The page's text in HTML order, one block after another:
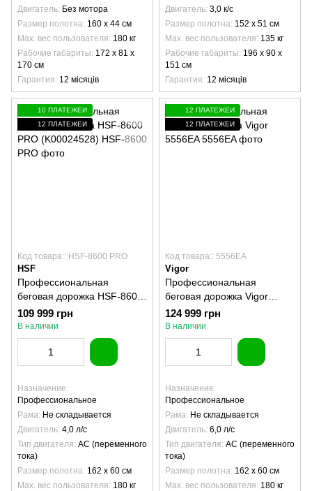
Двигатель Без мотора
Размер полотна 160 х 44 см
Max. вес пользователя 180 кг
Рабочие габариты 172 х 81 х
170 см
Гарантия 12 місяців
Двигатель 3,0 к/с
Размер полотна 152 х 51 см
Max. вес пользователя 135 кг
Рабочие габариты 196 х 90 х
151 см
Гарантия 12 місяців
10 ПЛАТЕЖЕЙ
12 ПЛАТЕЖЕЙ
Код товара:: HSF-8600 PRO
HSF
Профессиональная
беговая дорожка HSF-8600
PRO (K00024528)
109 999 грн
В наличии
Назначение
Профессиональное
Рама Не складывается
Двигатель 4,0 л/с
Тип двигателя AC (переменного
тока)
Размер полотна 162 х 60 см
Max. вес пользователя 180 кг
12 ПЛАТЕЖЕЙ
12 ПЛАТЕЖЕЙ
Код товара:: 5556EA
Vigor
Профессиональная
беговая дорожка Vigor
5556EA
124 999 грн
В наличии
Назначение
Профессиональное
Рама Не складывается
Двигатель 6,0 л/с
Тип двигателя AC (переменного
тока)
Размер полотна 162 х 60 см
Max. вес пользователя 180 кг